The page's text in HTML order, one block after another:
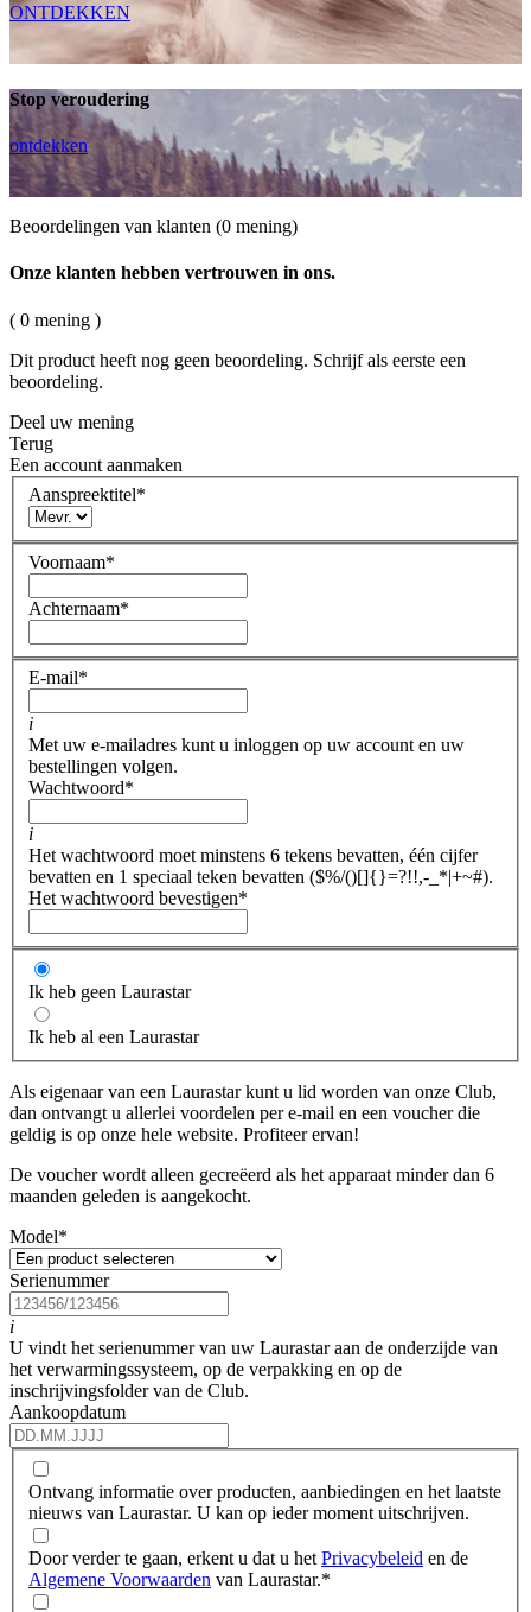
ONTDEKKEN
Stop veroudering
ontdekken
Beoordelingen van klanten (0 mening)
Onze klanten hebben vertrouwen in ons.
( 0 mening )
Dit product heeft nog geen beoordeling. Schrijf als eerste een
beoordeling.
Deel uw mening
Terug
Een account aanmaken
Aanspreektitel*
Voornaam*
Achternaam*
E-mail*
i
Met uw e-mailadres kunt u inloggen op uw account en uw
bestellingen volgen.
Wachtwoord*
i
Het wachtwoord moet minstens 6 tekens bevatten, één cijfer
bevatten en 1 speciaal teken bevatten ($%/()[]{}=?!!,-_*|+~#).
Het wachtwoord bevestigen*
Ik heb geen Laurastar
Ik heb al een Laurastar
Als eigenaar van een Laurastar kunt u lid worden van onze Club,
dan ontvangt u allerlei voordelen per e-mail en een voucher die
geldig is op onze hele website. Profiteer ervan!
De voucher wordt alleen gecreëerd als het apparaat minder dan 6
maanden geleden is aangekocht.
Model*
Serienummer
i
U vindt het serienummer van uw Laurastar aan de onderzijde van
het verwarmingssysteem, op de verpakking en op de
inschrijvingsfolder van de Club.
Aankoopdatum
Ontvang informatie over producten, aanbiedingen en het laatste
nieuws van Laurastar. U kan op ieder moment uitschrijven.
Door verder te gaan, erkent u dat u het Privacybeleid en de
Algemene Voorwaarden van Laurastar.*